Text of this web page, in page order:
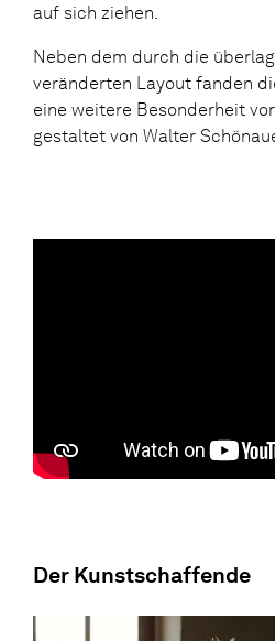
auf sich ziehen.
Neben dem durch die
veränderten Layout fanden
eine weitere Besonderheit
gestaltet von Walter
Der Kunstschaffende